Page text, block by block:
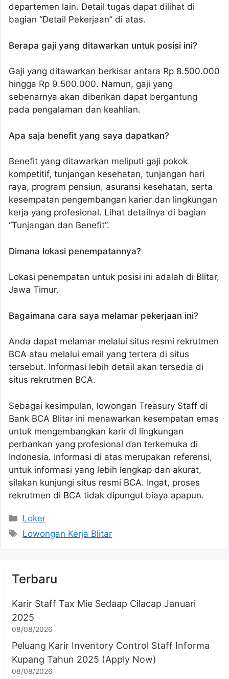
departemen lain. Detail tugas dapat dilihat di
bagian “Detail Pekerjaan” di atas.
Berapa gaji yang ditawarkan untuk posisi ini?
Gaji yang ditawarkan berkisar antara Rp 8.500.000
hingga Rp 9.500.000. Namun, gaji yang
sebenarnya akan diberikan dapat bergantung
pada pengalaman dan keahlian.
Apa saja benefit yang saya dapatkan?
Benefit yang ditawarkan meliputi gaji pokok
kompetitif, tunjangan kesehatan, tunjangan hari
raya, program pensiun, asuransi kesehatan, serta
kesempatan pengembangan karier dan lingkungan
kerja yang profesional. Lihat detailnya di bagian
“Tunjangan dan Benefit”.
Dimana lokasi penempatannya?
Lokasi penempatan untuk posisi ini adalah di Blitar,
Jawa Timur.
Bagaimana cara saya melamar pekerjaan ini?
Anda dapat melamar melalui situs resmi rekrutmen
BCA atau melalui email yang tertera di situs
tersebut. Informasi lebih detail akan tersedia di
situs rekrutmen BCA.
Sebagai kesimpulan, lowongan Treasury Staff di
Bank BCA Blitar ini menawarkan kesempatan emas
untuk mengembangkan karir di lingkungan
perbankan yang profesional dan terkemuka di
Indonesia. Informasi di atas merupakan referensi,
untuk informasi yang lebih lengkap dan akurat,
silakan kunjungi situs resmi BCA. Ingat, proses
rekrutmen di BCA tidak dipungut biaya apapun.
Kategori
Loker
Tag
Lowongan Kerja Blitar
Terbaru
Karir Staff Tax Mie Sedaap Cilacap Januari
2025
08/08/2026
Peluang Karir Inventory Control Staff Informa
Kupang Tahun 2025 (Apply Now)
08/08/2026